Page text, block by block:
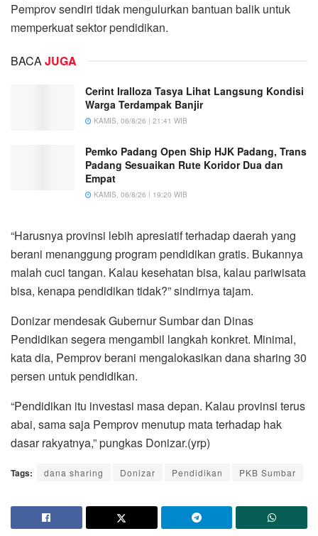
Pemprov sendiri tidak mengulurkan bantuan balik untuk
memperkuat sektor pendidikan.
BACAJUGA
Cerint Iralloza Tasya Lihat Langsung Kondisi
Warga Terdampak Banjir
KAMIS, 06/8/26 | 21:41 WIB
Pemko Padang Open Ship HJK Padang, Trans
Padang Sesuaikan Rute Koridor Dua dan
Empat
KAMIS, 06/8/26 | 19:20 WIB
“Harusnya provinsi lebih apresiatif terhadap daerah yang
berani menanggung program pendidikan gratis. Bukannya
malah cuci tangan. Kalau kesehatan bisa, kalau pariwisata
bisa, kenapa pendidikan tidak?” sindirnya tajam.
Donizar mendesak Gubernur Sumbar dan Dinas
Pendidikan segera mengambil langkah konkret. Minimal,
kata dia, Pemprov berani mengalokasikan dana sharing 30
persen untuk pendidikan.
“Pendidikan itu investasi masa depan. Kalau provinsi terus
abai, sama saja Pemprov menutup mata terhadap hak
dasar rakyatnya,” pungkas Donizar.(yrp)
Tags: dana sharing Donizar Pendidikan PKB Sumbar